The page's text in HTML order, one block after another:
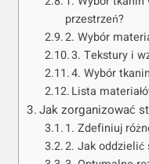
przestrzeń?
2. Wybór
3. Tekstury i
4. Wybór
Lista
Jak zorganizować
1. Zdefiniuj
2. Jak oddzielić